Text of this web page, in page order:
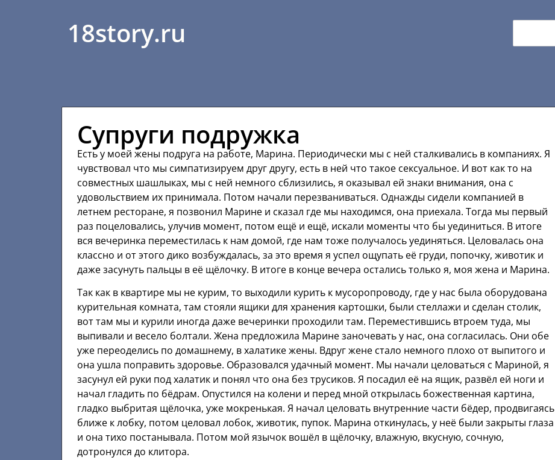
18story.ru
Супруги подружка
Есть у моей жены подруга на работе, Марина. Периодически мы с ней сталкивались в компаниях. Я
чувствовал что мы симпатизируем друг другу, есть в ней что такое сексуальное. И вот как то на
совместных шашлыках, мы с ней немного сблизились, я оказывал ей знаки внимания, она с
удовольствием их принимала. Потом начали перезваниваться. Однажды сидели компанией в
летнем ресторане, я позвонил Марине и сказал где мы находимся, она приехала. Тогда мы первый
раз поцеловались, улучив момент, потом ещё и ещё, искали моменты что бы уединиться. В итоге
вся вечеринка переместилась к нам домой, где нам тоже получалось уединяться. Целовалась она
классно и от этого дико возбуждалась, за это время я успел ощупать её груди, попочку, животик и
даже засунуть пальцы в её щёлочку. В итоге в конце вечера остались только я, моя жена и Марина.
Так как в квартире мы не курим, то выходили курить к мусоропроводу, где у нас была оборудована
курительная комната, там стояли ящики для хранения картошки, были стеллажи и сделан столик,
вот там мы и курили иногда даже вечеринки проходили там. Переместившись втроем туда, мы
выпивали и весело болтали. Жена предложила Марине заночевать у нас, она согласилась. Они обе
уже переоделись по домашнему, в халатике жены. Вдруг жене стало немного плохо от выпитого и
она ушла поправить здоровье. Образовался удачный момент. Мы начали целоваться с Мариной, я
засунул ей руки под халатик и понял что она без трусиков. Я посадил её на ящик, развёл ей ноги и
начал гладить по бёдрам. Опустился на колени и перед мной открылась божественная картина,
гладко выбритая щёлочка, уже мокренькая. Я начал целовать внутренние части бёдер, продвигаясь
ближе к лобку, потом целовал лобок, животик, пупок. Марина откинулась, у неё были закрыты глаза
и она тихо постанывала. Потом мой язычок вошёл в щёлочку, влажную, вкусную, сочную,
дотронулся до клитора.